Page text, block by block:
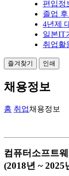
편입정
졸업
4년제
일본IT
취업활
즐겨찾기 인쇄
채용정보
홈 취업채용정보
컴퓨터소프트
(2018년 ~ 2025